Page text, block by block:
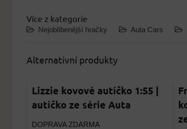
Více z kategorie
Nejoblíbenější hračky Auta Cars
Alternativní produkty
Lizzie kovové autíčko 1:55 |
autíčko ze série Auta
DOPRAVA ZDARMA